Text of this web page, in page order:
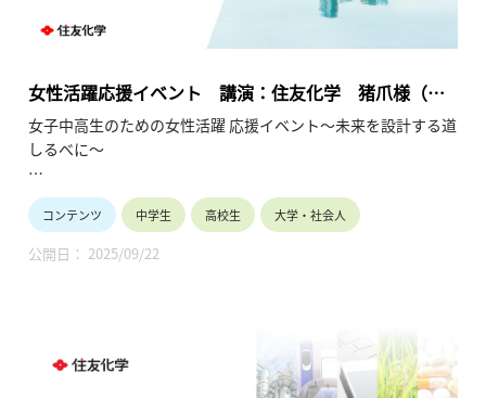
女性活躍応援イベント 講演：住友化学 猪爪様（総
合化学／マーケティング）（2025年7月12日）
女子中高生のための女性活躍 応援イベント～未来を設計する道
しるべに～
女子中高生の皆様へ
10年後、私は何をしているんだろう？多様な未来の中で、企業
で活躍することは有力な選択肢です。現在企業で活躍中の少し
先輩の経験談を聞く事ができる大変貴重な機会です。
ダイバーシティ、男女共同参画、リケジョが時代のキーワード
コンテンツ 中学生 高校生 大学・社会人
公開日： 2025/09/22